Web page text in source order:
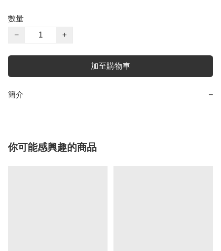
數量
−
+
加至購物車
簡介 −
你可能感興趣的商品